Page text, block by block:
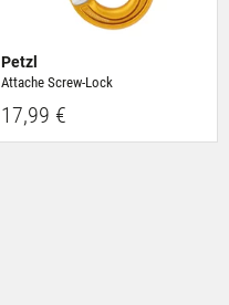
Petzl
Attache Screw-Lock
17,99 €